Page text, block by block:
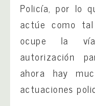
Policía, por lo
actúe como
ocupe la
autorización
ahora hay
actuaciones